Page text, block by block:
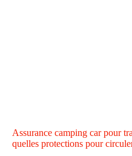
Assurance camping car pour
quelles protections pour